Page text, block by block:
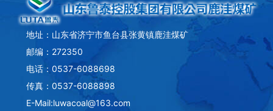
地址：山东省济宁市鱼台县张黄镇鹿洼煤矿
邮编：272350
电话：0537-6088698
传真：0537-6088898
E-Mail:luwacoal@163.com